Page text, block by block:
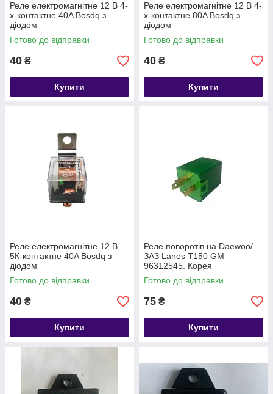
Реле електромагнітне 12 В 4-
х-контактне 40A Bosdq з
діодом
Готово до відправки
40 ₴
Купити
Реле електромагнітне 12 В 4-
х-контактне 80A Bosdq з
діодом
Готово до відправки
40 ₴
Купити
Реле електромагнітне 12 В,
5К-контактне 40A Bosdq з
діодом
Готово до відправки
40 ₴
Купити
Реле поворотів на Daewoo/
ЗАЗ Lanos T150 GM
96312545. Корея
Готово до відправки
75 ₴
Купити